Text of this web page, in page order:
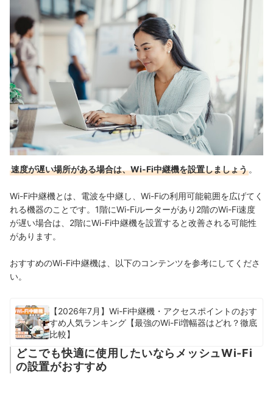
速度が遅い場所がある場合は、Wi-Fi中継機を設置しましょう 。
Wi-Fi中継機とは、電波を中継し、Wi-Fiの利用可能範囲を広げてく
れる機器のことです。1階にWi-Fiルーターがあり2階のWi-Fi速度
が遅い場合は、2階にWi-Fi中継機を設置すると改善される可能性
があります。
おすすめのWi-Fi中継機は、以下のコンテンツを参考にしてくださ
い。
【2026年7月】Wi-Fi中継機・アクセスポイントのおす
すめ人気ランキング【最強のWi-Fi増幅器はどれ？徹底
比較】
どこでも快適に使用したいならメッシュWi-Fi
の設置がおすすめ